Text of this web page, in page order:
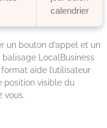
calendrier
un bouton d’appel et un
balisage LocalBusiness
aide l’utilisateur
position visible du
vous.